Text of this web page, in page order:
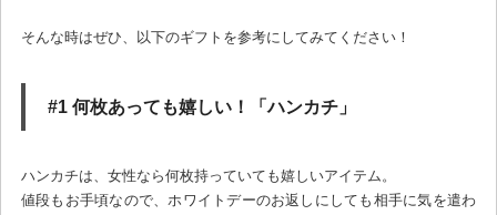
そんな時はぜひ、以下のギフトを参考にしてみてください！
#1 何枚あっても嬉しい！「ハンカチ」
ハンカチは、女性なら何枚持っていても嬉しいアイテム。
値段もお手頃なので、ホワイトデーのお返しにしても相手に気を遣わ